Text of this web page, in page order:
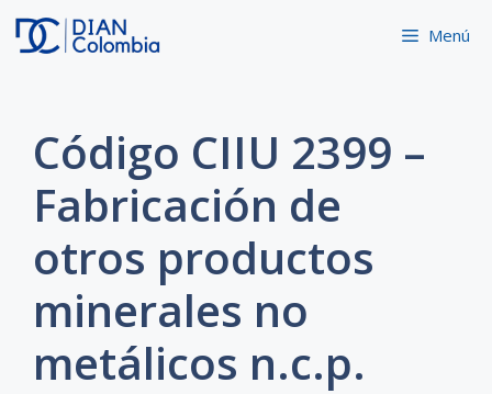
Saltar
Menú
Código CIIU 2399 –
Fabricación de
otros productos
minerales no
metálicos n.c.p.